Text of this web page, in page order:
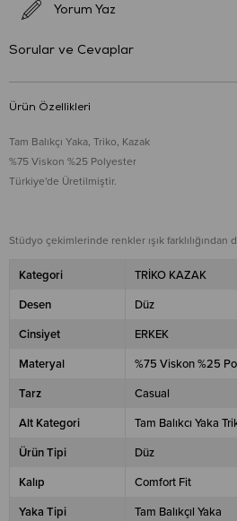
Yorum Yaz
Sorular ve Cevaplar
Ürün Özellikleri
Tam Balıkçı Yaka, Triko, Kazak
%75 Viskon %25 Polyester
Türkiye'de Üretilmiştir.
Stüdyo çekimlerinde renkler ışık
Kategori TRİKO KAZAK
Desen Düz
Cinsiyet ERKEK
Materyal %75 Viskon %25
Tarz Casual
Alt Kategori Tam Balıkcı Yaka
Ürün Tipi Düz
Kalıp Comfort Fit
Yaka Tipi Tam Balıkçıl Yaka